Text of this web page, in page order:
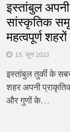
इस्तांबुल
सांस्कृतिक
महत्वपूर्ण
15. जून 2023
इस्तांबुल तुर्की के
शहर अपनी
और गुणों के…